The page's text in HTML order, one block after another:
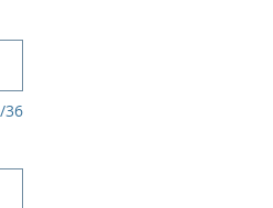
36